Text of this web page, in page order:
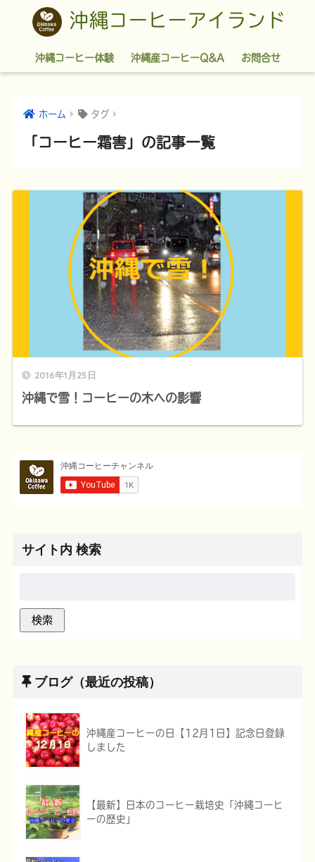
沖縄コーヒーアイランド
沖縄コーヒー体験 沖縄産コーヒーQ&A お問合せ
ホーム タグ
「コーヒー霜害」の記事一覧
2016年1月25日
沖縄で雪！コーヒーの木への影響
サイト内 検索
ブログ（最近の投稿）
沖縄産コーヒーの日【12月1日】記念日登録
しました
【最新】日本のコーヒー栽培史「沖縄コーヒ
ーの歴史」